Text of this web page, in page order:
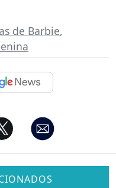
de Barbie,